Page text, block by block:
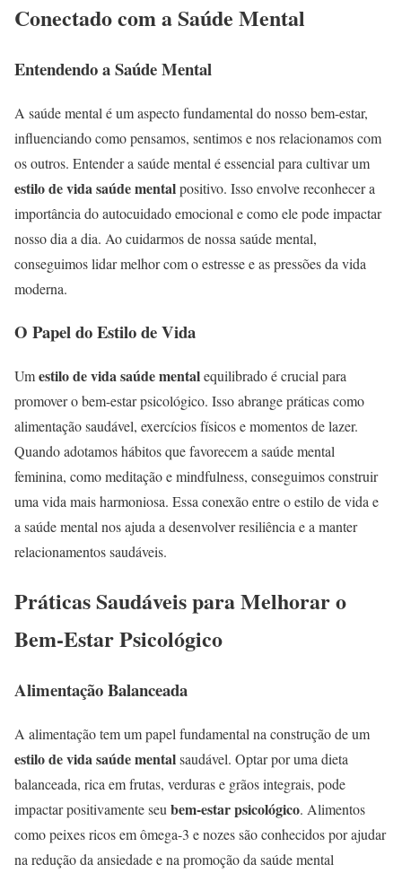
Conectado com a Saúde Mental
Entendendo a Saúde Mental
A saúde mental é um aspecto fundamental do nosso bem-estar,
influenciando como pensamos, sentimos e nos relacionamos com
os outros. Entender a saúde mental é essencial para cultivar um
estilo de vida saúde mentalpositivo. Isso envolve reconhecer a
importância do autocuidado emocional e como ele pode impactar
nosso dia a dia. Ao cuidarmos de nossa saúde mental,
conseguimos lidar melhor com o estresse e as pressões da vida
moderna.
O Papel do Estilo de Vida
Umestilo de vida saúde mentalequilibrado é crucial para
promover o bem-estar psicológico. Isso abrange práticas como
alimentação saudável, exercícios físicos e momentos de lazer.
Quando adotamos hábitos que favorecem a saúde mental
feminina, como meditação e mindfulness, conseguimos construir
uma vida mais harmoniosa. Essa conexão entre o estilo de vida e
a saúde mental nos ajuda a desenvolver resiliência e a manter
relacionamentos saudáveis.
Práticas Saudáveis para Melhorar o
Bem-Estar Psicológico
Alimentação Balanceada
A alimentação tem um papel fundamental na construção de um
estilo de vida saúde mentalsaudável. Optar por uma dieta
balanceada, rica em frutas, verduras e grãos integrais, pode
impactar positivamente seu bem-estar psicológico. Alimentos
como peixes ricos em ômega-3 e nozes são conhecidos por ajudar
na redução da ansiedade e na promoção da saúde mental